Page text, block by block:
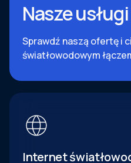
Nasze usługi
Sprawdź naszą ofertę i
światłowodowym
Internet